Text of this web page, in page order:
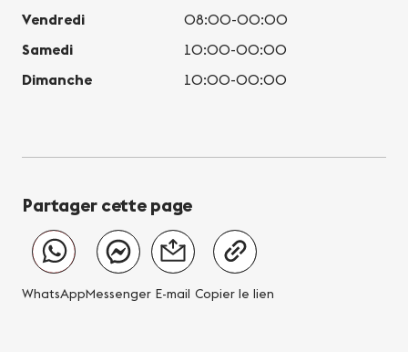
Vendredi
08:00-00:00
Samedi
10:00-00:00
Dimanche
10:00-00:00
Partager cette page
WhatsAppMessenger E-mail Copier le lien